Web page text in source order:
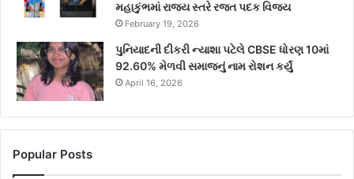
મહાકુંભમાં રાજ્ય સ્તરે રજત પદક વિજય
February 19, 2026
પુનિયાદની દીકરી ન્યાશા પટેલે CBSE ધોરણ 10માં
92.60% મેળવી સમાજનું નામ રોશન કર્યું
April 16, 2026
Popular Posts